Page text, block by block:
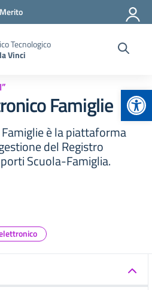
Tecnologico
Vinci
Famiglie
è la piattaforma
del Registro
Scuola-Famiglia.